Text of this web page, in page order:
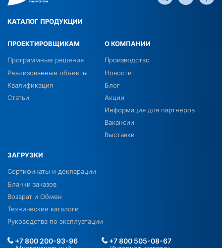
КАТАЛОГ ПРОДУКЦИИ
ПРОЕКТИРОВЩИКАМ
Программные решения
Реализованные объекты
Квалификация
Статьи
О КОМПАНИИ
Производство
Новости
Блог
Акции
Информация для партнеров
Вакансии
Выставки
ЗАГРУЗКИ
Сертификаты и декларации
Бланки заказов
Возврат и Обмен
Технические каталоги
Руководства по эксплуатации
+7 800 200-93-96 +7 800 505-08-67